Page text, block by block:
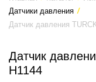
Датчики давления /
Датчик давления
Датчик
H1144